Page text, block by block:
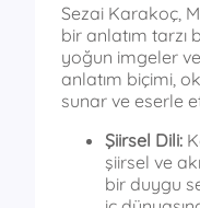
Sezai Karakoç,
bir anlatım tarzı
yoğun imgeler
anlatım biçimi,
sunar ve eserle
Şiirsel Dili:
şiirsel ve
bir duygu